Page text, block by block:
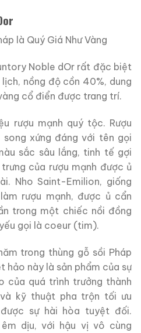
là Quý Giá Như Vàng
Noble dOr rất đặc biệt
nồng độ cồn 40%, dung
cổ điển được trang trí.
rượu mạnh quý tộc. Rượu
xứng đáng với tên gọi
sắc sâu lắng, tinh tế gợi
của rượu mạnh được ủ
Nho Saint-Emilion, giống
rượu mạnh, được ủ cẩn
trong một chiếc nồi đồng
gọi là coeur (tim).
trong thùng gỗ sồi Pháp
hảo này là sản phẩm của sự
của quá trình trưởng thành
kỹ thuật pha trộn tối ưu
sự hài hòa tuyệt đối.
dịu, với hậu vị vô cùng